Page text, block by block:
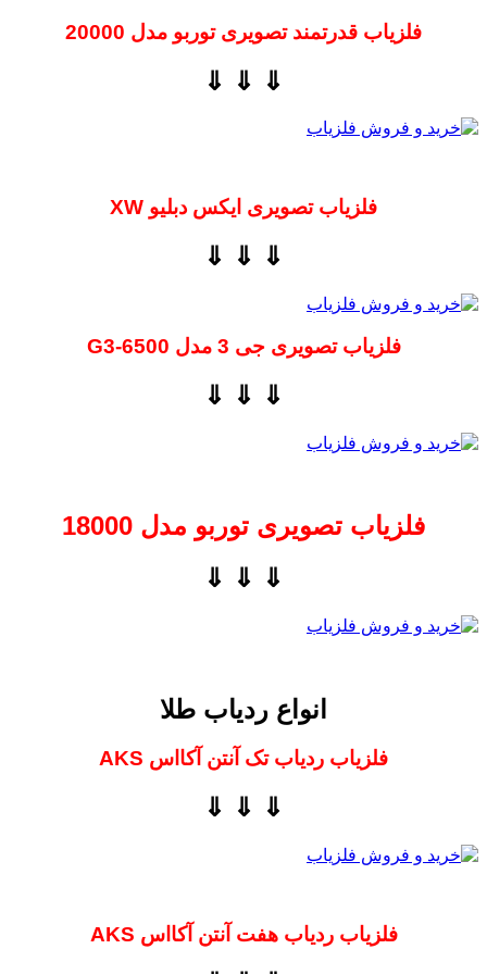
فلزیاب قدرتمند تصویری توربو مدل 20000
⇓ ⇓ ⇓
فلزیاب تصویری ایکس دبلیو XW
⇓ ⇓ ⇓
فلزیاب تصویری جی 3 مدل G3-6500
⇓ ⇓ ⇓
فلزیاب تصویری توربو مدل 18000
⇓ ⇓ ⇓
انواع ردیاب طلا
فلزیاب ردیاب تک آنتن آکااس AKS
⇓ ⇓ ⇓
فلزیاب ردیاب هفت آنتن آکااس AKS